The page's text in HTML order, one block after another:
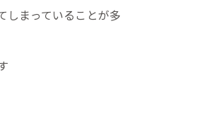
しまっていることが多